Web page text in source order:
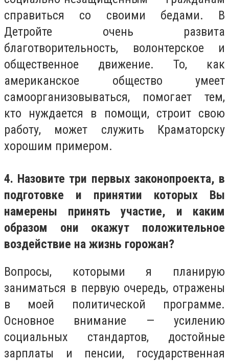
справиться со своими бедами. В
Детройте очень развита
благотворительность, волонтерское и
общественное движение. То, как
американское общество умеет
самоорганизовываться, помогает тем,
кто нуждается в помощи, строит свою
работу, может служить Краматорску
хорошим примером.
4. Назовите три первых законопроекта, в
подготовке и принятии которых Вы
намерены принять участие, и каким
образом они окажут положительное
воздействие на жизнь горожан?
Вопросы, которыми я планирую
заниматься в первую очередь, отражены
в моей политической программе.
Основное внимание — усилению
социальных стандартов, достойные
зарплаты и пенсии, государственная